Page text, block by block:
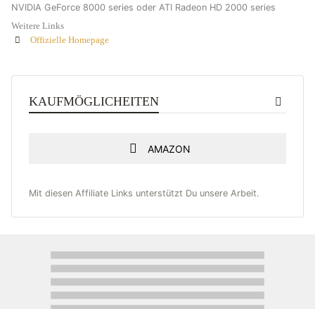
NVIDIA GeForce 8000 series oder ATI Radeon HD 2000 series
Weitere Links
Offizielle Homepage
KAUFMÖGLICHEITEN
AMAZON
Mit diesen Affiliate Links unterstützt Du unsere Arbeit.